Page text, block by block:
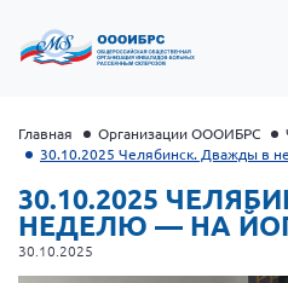
Главная Организации ОООИБРС
30.10.2025 Челябинск. Дважды в
30.10.2025
НЕДЕЛЮ — НА
30.10.2025